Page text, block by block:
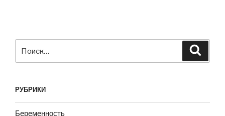
РУБРИКИ
Беременность